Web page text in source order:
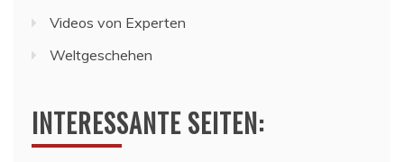
Videos von Experten
Weltgeschehen
INTERESSANTE SEITEN: